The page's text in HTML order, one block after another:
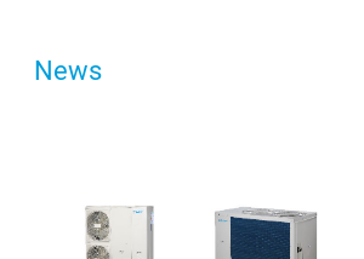
News